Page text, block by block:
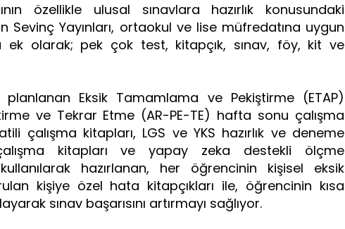
özellikle ulusal sınavlara hazırlık konusundaki
Sevinç Yayınları, ortaokul ve lise müfredatına uygun
ek olarak; pek çok test, kitapçık, sınav, föy, kit ve
Eksik Tamamlama ve Pekiştirme (ETAP)
ve Tekrar Etme (AR-PE-TE) hafta sonu çalışma
çalışma kitapları, LGS ve YKS hazırlık ve deneme
kitapları ve yapay zeka destekli ölçme
hazırlanan, her öğrencinin kişisel eksik
kişiye özel hata kitapçıkları ile, öğrencinin kısa
sınav başarısını artırmayı sağlıyor.